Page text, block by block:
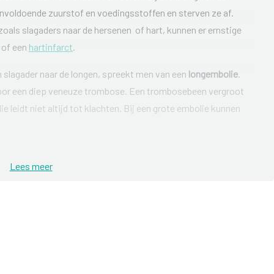
zuurstof en voedingsstoffen en sterven ze af.
slagaders naar de hersenen of hart, kunnen er ernstige
of een hartinfarct.
naar de longen, spreekt men van een longembolie.
een diep veneuze trombose. Een trombosebeen vergroot
leidt niet altijd tot klachten. Bij een grote embolie kunnen
Lees meer